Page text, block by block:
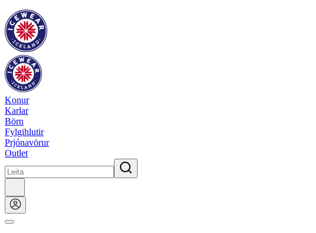
Konur
Karlar
Börn
Fylgihlutir
Prjónavörur
Outlet